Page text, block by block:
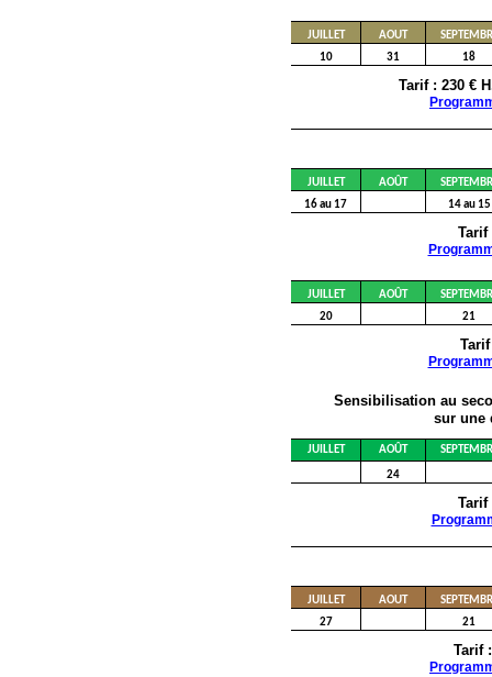
JUILLET AOUT
10
31 18
Tarif : 230 €
JUILLET AOÛT
16 au 17
14 au 15
Tarif
JUILLET AOÛT
20
21
Sensibilisation au
sur une
JUILLET AOÛT
24
Tarif
JUILLET AOUT
27
21
Tarif